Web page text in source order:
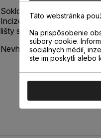
Soklová lišta je vybavená
Incizo®, vďaka ktorej
lišty s výškou 58 mm sa
Nevhodná do vlhkých
Táto webstránka
Na prispôsobenie
súbory cookie.
sociálnych médií,
ste im poskytli alebo